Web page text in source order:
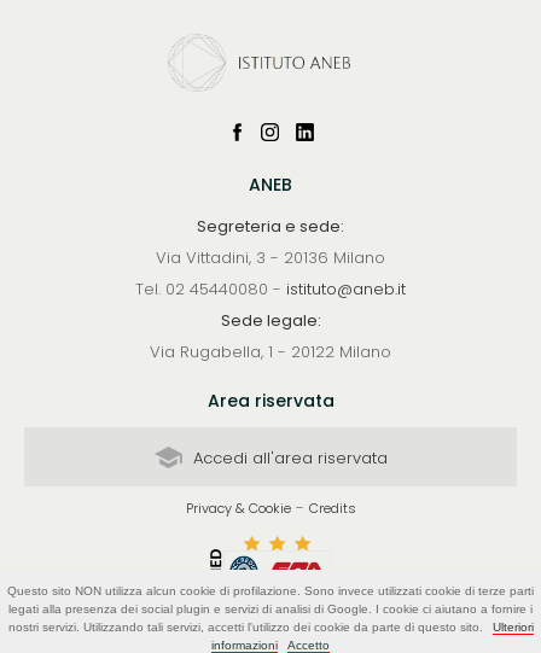
ANEB
Segreteria e sede:
Via Vittadini, 3 - 20136 Milano
Tel. 02 45440080 - istituto@aneb.it
Sede legale:
Via Rugabella, 1 - 20122 Milano
Area riservata
Accedi all'area riservata
Privacy & Cookie- Credits
Questo sito NON utilizza alcun cookie di profilazione. Sono invece utilizzati cookie di terze parti
legati alla presenza dei social plugin e servizi di analisi di Google. I cookie ci aiutano a fornire i
nostri servizi. Utilizzando tali servizi, accetti l'utilizzo dei cookie da parte di questo sito.
Ulteriori
informazioni
Accetto